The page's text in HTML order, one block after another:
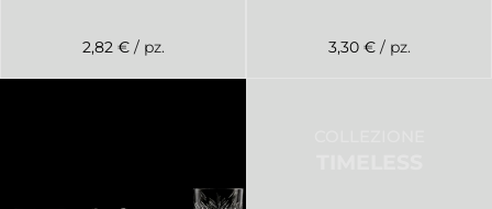
2,82 € / pz. 3,30 € / pz.